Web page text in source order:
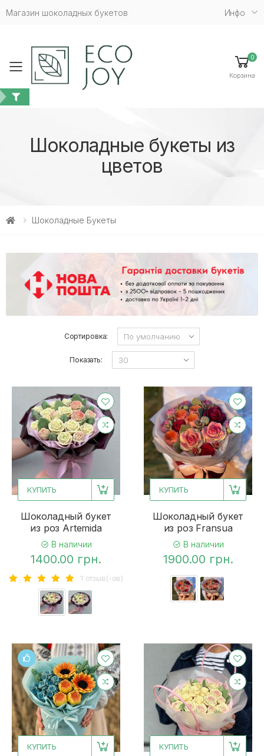
Магазин шоколадных букетов Инфо
Toggle mobile menu
0
Корзина
Шоколадные букеты из
цветов
Шоколадные Букеты
Сортировка:
Показать:
КУПИТЬ
Шоколадный букет
из роз Artemida
В наличии
1400.00 грн.
1 отзыв(-ов)
КУПИТЬ
Шоколадный букет
из роз Fransua
В наличии
1900.00 грн.
КУПИТЬ КУПИТЬ